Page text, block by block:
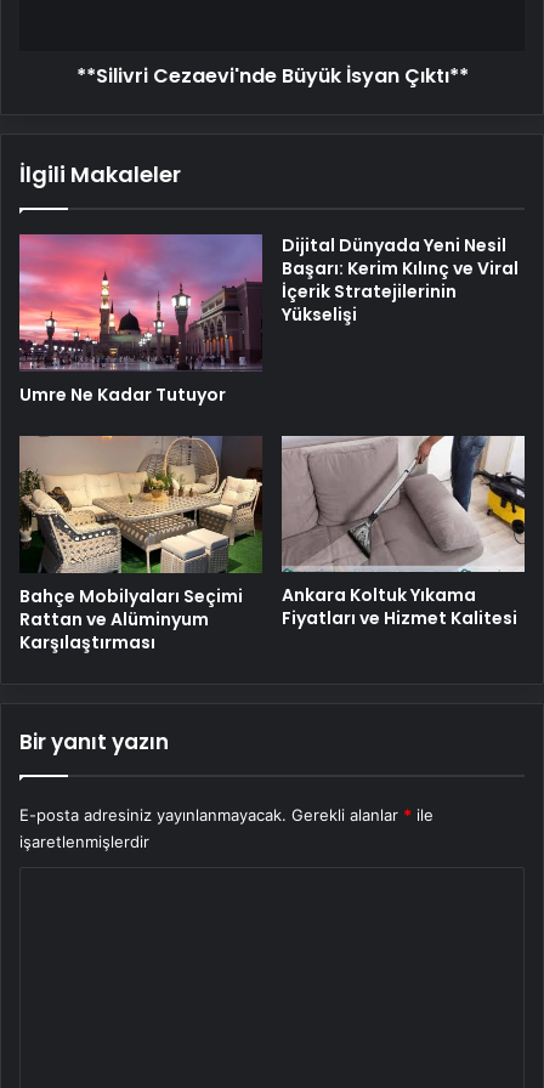
**Silivri Cezaevi'nde Büyük İsyan Çıktı**
İlgili Makaleler
Umre Ne Kadar Tutuyor
Dijital Dünyada Yeni Nesil
Başarı: Kerim Kılınç ve Viral
İçerik Stratejilerinin
Yükselişi
Bahçe Mobilyaları Seçimi
Rattan ve Alüminyum
Karşılaştırması
Ankara Koltuk Yıkama
Fiyatları ve Hizmet Kalitesi
Bir yanıt yazın
E-posta adresiniz yayınlanmayacak. Gerekli alanlar * ile
işaretlenmişlerdir